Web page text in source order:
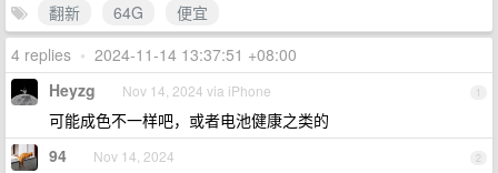
翻新
64G
便宜
4 replies • 2024-11-14 13:37:51 +08:00
1
Heyzg Nov 14, 2024 via iPhone
可能成色不一样吧，或者电池健康之类的
2
94 Nov 14, 2024